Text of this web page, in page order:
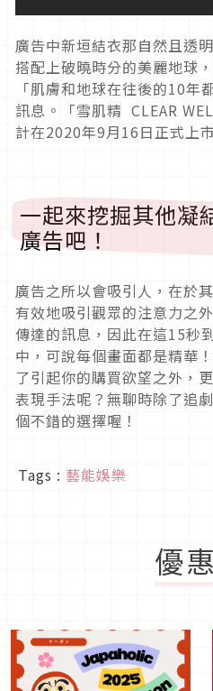
廣告中新垣結衣那自然且透
搭配上破曉時分的美麗地球
「肌膚和地球在往後的10
訊息。「雪肌精 CLEAR
計在2020年9月16日正式上
一起來挖掘其他凝
廣告吧！
廣告之所以會吸引人，在於
有效地吸引觀眾的注意力之
傳達的訊息，因此在這15秒
中，可說每個畫面都是精華
了引起你的購買欲望之外，
表現手法呢？無聊時除了追
個不錯的選擇喔！
Tags : 藝能娛樂
優